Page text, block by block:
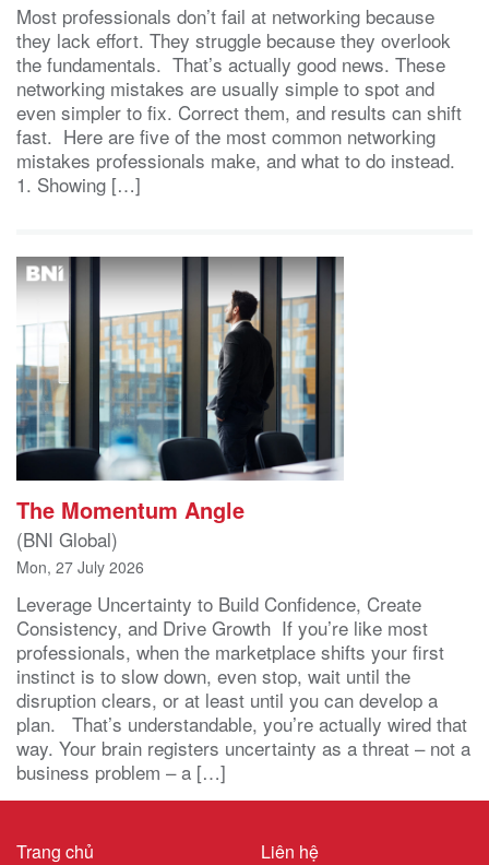
Most professionals don’t fail at networking because
they lack effort. They struggle because they overlook
the fundamentals. That’s actually good news. These
networking mistakes are usually simple to spot and
even simpler to fix. Correct them, and results can shift
fast. Here are five of the most common networking
mistakes professionals make, and what to do instead.
1. Showing […]
The Momentum Angle
(BNI Global)
Mon, 27 July 2026
Leverage Uncertainty to Build Confidence, Create
Consistency, and Drive Growth If you’re like most
professionals, when the marketplace shifts your first
instinct is to slow down, even stop, wait until the
disruption clears, or at least until you can develop a
plan. That’s understandable, you’re actually wired that
way. Your brain registers uncertainty as a threat – not a
business problem – a […]
Trang chủ
Liên hệ